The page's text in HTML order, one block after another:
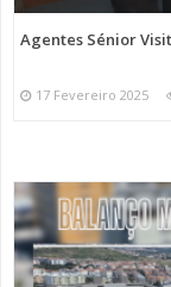
Agentes Sénior
17 Fevereiro 2025